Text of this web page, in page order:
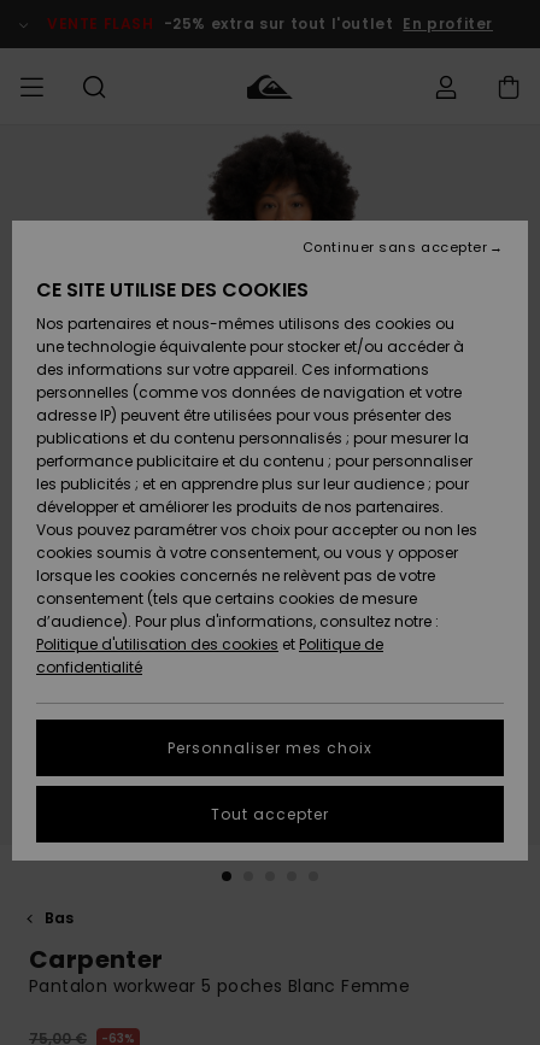
l'information
le
VENTE FLASH -25% extra sur tout l'outlet En profiter
Vêtements
Accessoires
Chaussures
& Tongs
Surf
Snow
Nouveautés
A
Découvrir
Vêtements
Accessoires
Chaussures
& Tongs
Surf
Snow
Nouveautés
A
Découvrir
FEMME
Shop
Nouveautés
A
Découvrir
Snow
SURF
Surf Shop
Homme
Enfant
Highlights
Communauté
SNOW
Snow
Shop
Homme
Snow
Shop
Enfant
Snow
Shop
Femme
A
Découvrir
Communauté
VENTE
FLASH
Outlet
Homme
Enfant
Outlet
Femme
Préférences
Langue Et
Région
français
Nederlands
AIDE &
CONTACT
Accéder à
ma
commande
Retours
Paiement
Carte
Cadeau
Quiksilver
Freedom
Protection
des données
Démarrez
pour obtenir
Démarrer
COLLECTION
CARTE
CADEAU
Bas
Carpenter
Pantalon workwear 5 poches Blanc Femme
75,00 € 63%
CE SITE UTILISE DES COOKIES
Nos partenaires et nous-mêmes utilisons des cookies ou
une technologie équivalente pour stocker et/ou accéder à
des informations sur votre appareil. Ces informations
personnelles (comme vos données de navigation et votre
adresse IP) peuvent être utilisées pour vous présenter des
publications et du contenu personnalisés ; pour mesurer la
performance publicitaire et du contenu ; pour personnaliser
les publicités ; et en apprendre plus sur leur audience ; pour
développer et améliorer les produits de nos partenaires.
Vous pouvez paramétrer vos choix pour accepter ou non les
cookies soumis à votre consentement, ou vous y opposer
lorsque les cookies concernés ne relèvent pas de votre
consentement (tels que certains cookies de mesure
d’audience). Pour plus d'informations, consultez notre :
Politique d'utilisation des cookies et Politique de
confidentialité
Personnaliser mes choix
Continuer sans accepter
Tout accepter